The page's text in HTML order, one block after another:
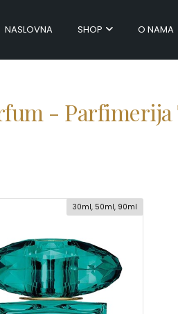
NASLOVNA SHOP O NAMA
- Parfimerija
30ml, 50ml, 90ml